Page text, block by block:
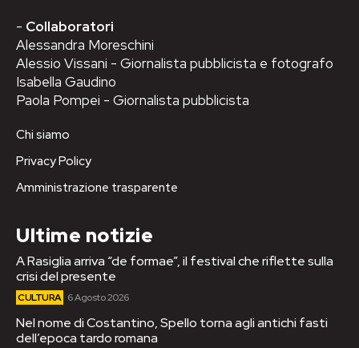
- Collaboratori
Alessandra Moreschini
Alessio Vissani - Giornalista pubblicista e fotografo
Isabella Gaudino
Paola Pompei - Giornalista pubblicista
Chi siamo
Privacy Policy
Amministrazione trasparente
Ultime notizie
A Rasiglia arriva “de formae”, il festival che riflette sulla
crisi del presente
CULTURA 6 Agosto 2026
Nel nome di Costantino, Spello torna agli antichi fasti
dell’epoca tardo romana